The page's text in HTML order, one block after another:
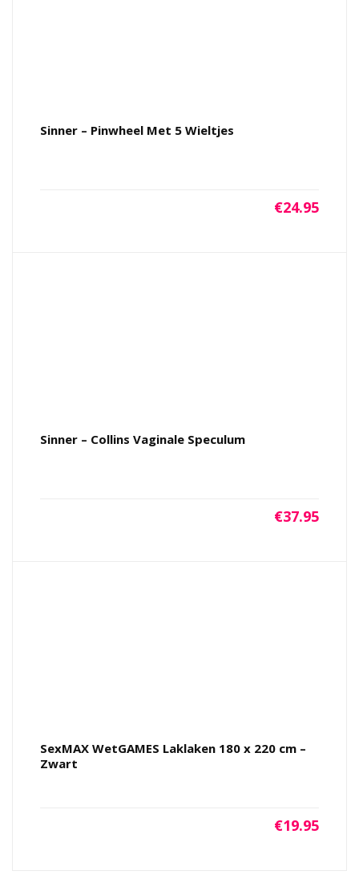
Sinner – Pinwheel Met 5 Wieltjes
€24.95
Sinner – Collins Vaginale Speculum
€37.95
SexMAX WetGAMES Laklaken 180 x 220 cm –
Zwart
€19.95